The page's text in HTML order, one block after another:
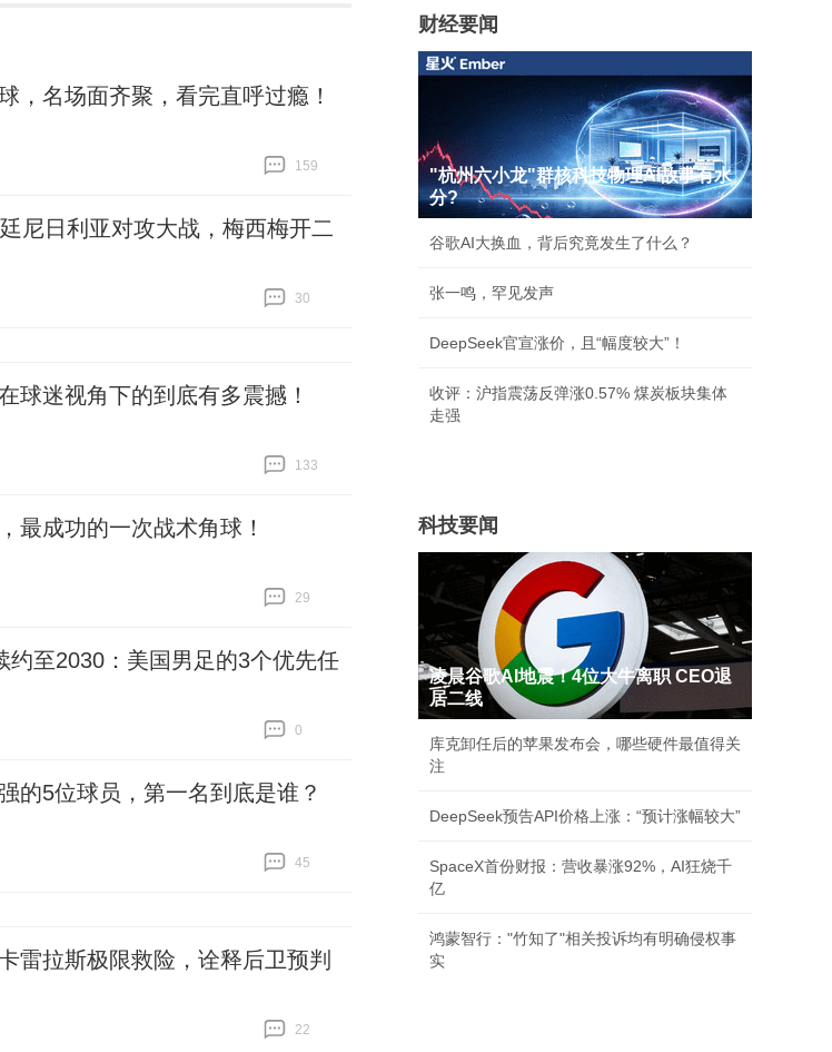
，名场面齐聚，看完直呼过瘾！
159
尼日利亚对攻大战，梅西梅开二
30
球迷视角下的到底有多震撼！
133
最成功的一次战术角球！
29
约至2030：美国男足的3个优先任
0
的5位球员，第一名到底是谁？
45
雷拉斯极限救险，诠释后卫预判
22
财经要闻
"杭州六小龙"群核科技物理AI故事有水
分?
谷歌AI大换血，背后究竟发生了什么？
张一鸣，罕见发声
DeepSeek官宣涨价，且“幅度较大”！
收评：沪指震荡反弹涨0.57% 煤炭板块集体
走强
科技要闻
凌晨谷歌AI地震！4位大牛离职 CEO退
居二线
库克卸任后的苹果发布会，哪些硬件最值得关
注
DeepSeek预告API价格上涨：“预计涨幅较大”
SpaceX首份财报：营收暴涨92%，AI狂烧千
亿
鸿蒙智行："竹知了"相关投诉均有明确侵权事
实